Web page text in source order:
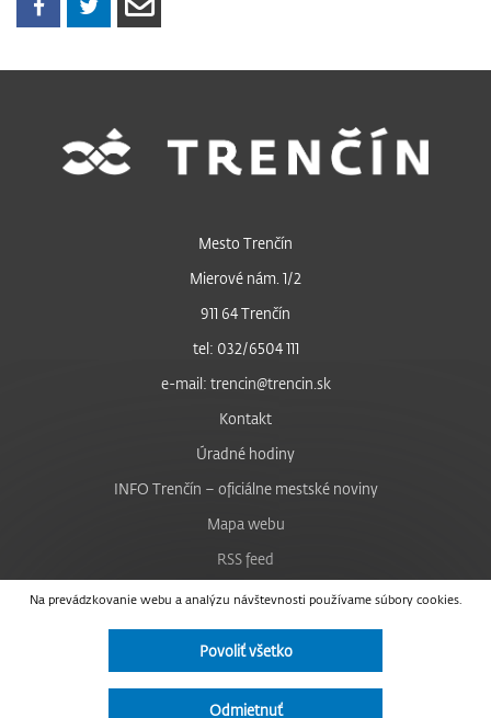
Na prevádzkovanie webu a analýzu návštevnosti používame súbory cookies.
Povoliť všetko
Odmietnuť
Mesto Trenčín
Mierové nám. 1/2
911 64 Trenčín
tel: 032/6504 111
e-mail: trencin@trencin.sk
Kontakt
Úradné hodiny
INFO Trenčín – oficiálne mestské noviny
Mapa webu
RSS feed
Nastavenie cookies
Facebook
Instagram